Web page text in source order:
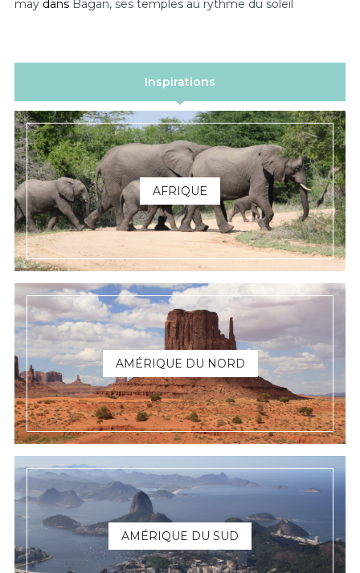
may dans Bagan, ses temples au rythme du soleil
Inspirations
AFRIQUE
AMÉRIQUE DU NORD
AMÉRIQUE DU SUD